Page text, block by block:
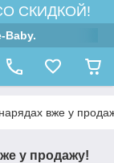
СКИДКОЙ!
Baby.
вже у
у продажу!